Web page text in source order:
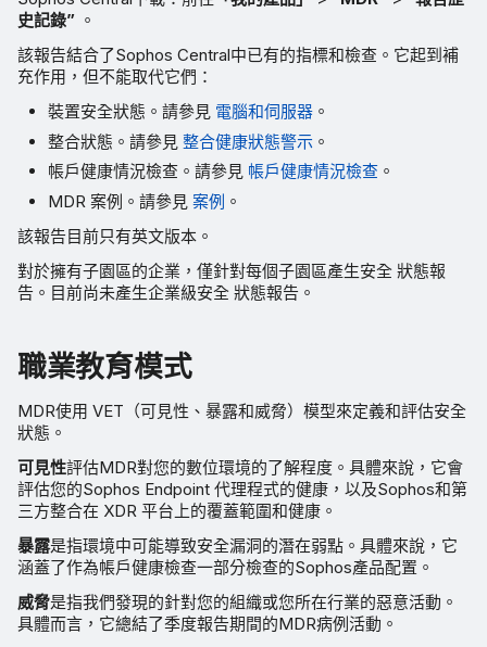
史記錄” 。
該報告結合了Sophos Central中已有的指標和檢查。它起到補
充作用，但不能取代它們：
裝置安全狀態。請參見 電腦和伺服器 。
整合狀態。請參見整合健康狀態警示 。
帳戶健康情況檢查。請參見 帳戶健康情況檢查 。
MDR 案例。請參見案例 。
該報告目前只有英文版本。
對於擁有子園區的企業，僅針對每個子園區產生安全 狀態報
告。目前尚未產生企業級安全 狀態報告。
職業教育模式
MDR使用 VET（可見性、暴露和威脅）模型來定義和評估安全
狀態。
可見性評估MDR對您的數位環境的了解程度。具體來說，它會
評估您的Sophos Endpoint 代理程式的健康，以及Sophos和第
三方整合在 XDR 平台上的覆蓋範圍和健康。
暴露是指環境中可能導致安全漏洞的潛在弱點。具體來說，它
涵蓋了作為帳戶健康檢查一部分檢查的Sophos產品配置。
威脅是指我們發現的針對您的組織或您所在行業的惡意活動。
具體而言，它總結了季度報告期間的MDR病例活動。